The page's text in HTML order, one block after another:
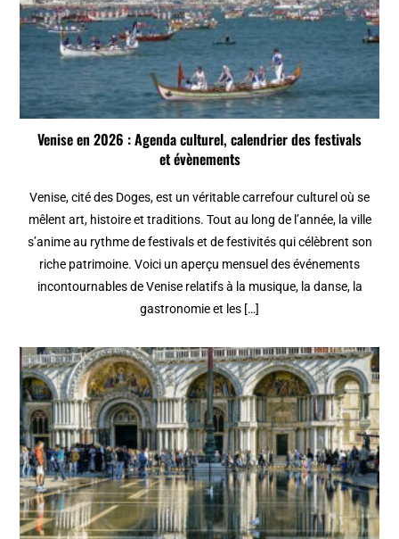
Venise en 2026 : Agenda culturel, calendrier des festivals
et évènements
Venise, cité des Doges, est un véritable carrefour culturel où se
mêlent art, histoire et traditions. Tout au long de l’année, la ville
s’anime au rythme de festivals et de festivités qui célèbrent son
riche patrimoine. Voici un aperçu mensuel des événements
incontournables de Venise relatifs à la musique, la danse, la
gastronomie et les […]